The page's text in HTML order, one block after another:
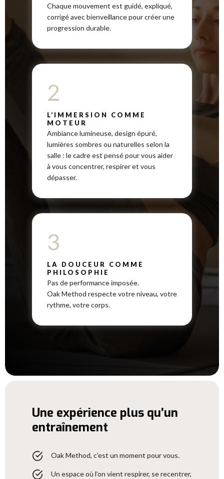
Chaque mouvement est guidé, expliqué,
corrigé avec bienveillance pour créer une
progression durable.
2
L’IMMERSION COMME
MOTEUR
Ambiance lumineuse, design épuré,
lumières sombres ou naturelles selon la
salle : le cadre est pensé pour vous aider
à vous concentrer, respirer et vous
dépasser.
3
LA DOUCEUR COMME
PHILOSOPHIE
Pas de performance imposée.
Oak Method respecte votre niveau, votre
rythme, votre corps.
Une expérience plus qu’un
entraînement
Oak Method, c’est un moment pour vous.
Un espace où l’on vient respirer, se recentrer,